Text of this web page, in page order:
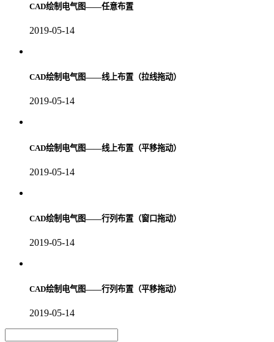
CAD绘制电气图——任意布置
2019-05-14
CAD绘制电气图——线上布置（拉线拖动）
2019-05-14
CAD绘制电气图——线上布置（平移拖动）
2019-05-14
CAD绘制电气图——行列布置（窗口拖动）
2019-05-14
CAD绘制电气图——行列布置（平移拖动）
2019-05-14